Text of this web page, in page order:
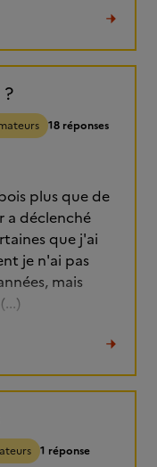
18 réponses
plus que de
a déclenché
que j'ai
je n'ai pas
mais
1 réponse